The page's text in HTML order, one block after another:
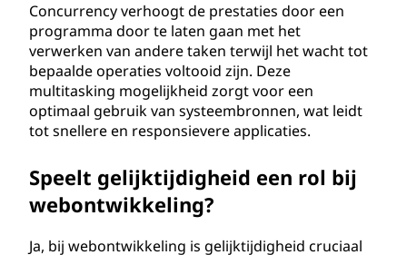
Concurrency verhoogt de prestaties door een
programma door te laten gaan met het
verwerken van andere taken terwijl het wacht tot
bepaalde operaties voltooid zijn. Deze
multitasking mogelijkheid zorgt voor een
optimaal gebruik van systeembronnen, wat leidt
tot snellere en responsievere applicaties.
Speelt gelijktijdigheid een rol bij
webontwikkeling?
Ja, bij webontwikkeling is gelijktijdigheid cruciaal